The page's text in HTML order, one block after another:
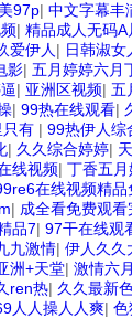
97p| 中文字幕丰
| 精品成人无码
爱伊人 | 日韩淑女
影| 五月婷婷六月
| 亚洲区视频| 五
| 99热在线观看|
只有 | 99热伊人综
| 久久综合婷婷|
线视频| 丁香五
在线视频精品
| 成全看免费观看
品7| 97干在线观
九激情| 伊人久久
洲+天堂| 激情六
ren热| 久久最新
人人操人人爽| 色